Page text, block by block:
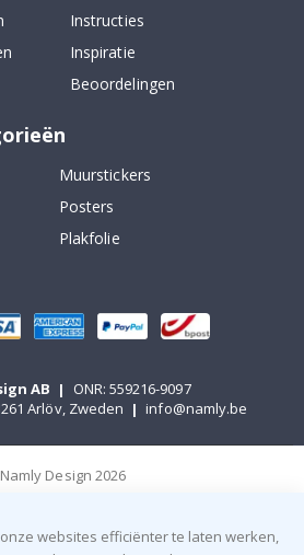
Instructies
Inspiratie
Beoordelingen
Muurstickers
Posters
Plakfolie
AB |
ONR: 559216-9097
Arlöv, Zweden | info@namly.be
Design 2026
websites efficiënter te laten werken,